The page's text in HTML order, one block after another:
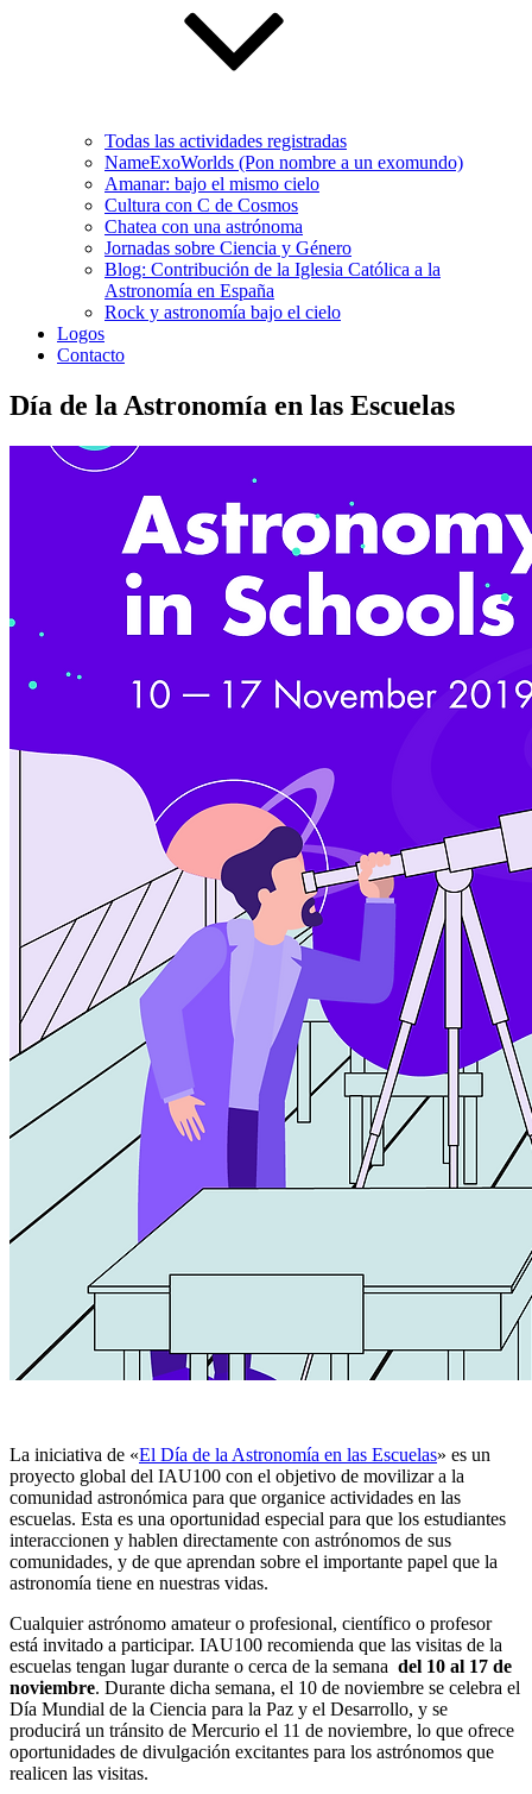
Todas las actividades registradas
NameExoWorlds (Pon nombre a un exomundo)
Amanar: bajo el mismo cielo
Cultura con C de Cosmos
Chatea con una astrónoma
Jornadas sobre Ciencia y Género
Blog: Contribución de la Iglesia Católica a la
Astronomía en España
Rock y astronomía bajo el cielo
Logos
Contacto
Día de la Astronomía en las Escuelas
La iniciativa de «El Día de la Astronomía en las Escuelas» es un
proyecto global del IAU100 con el objetivo de movilizar a la
comunidad astronómica para que organice actividades en las
escuelas. Esta es una oportunidad especial para que los estudiantes
interaccionen y hablen directamente con astrónomos de sus
comunidades, y de que aprendan sobre el importante papel que la
astronomía tiene en nuestras vidas.
Cualquier astrónomo amateur o profesional, científico o profesor
está invitado a participar. IAU100 recomienda que las visitas de la
escuelas tengan lugar durante o cerca de la semana del 10 al 17 de
noviembre. Durante dicha semana, el 10 de noviembre se celebra el
Día Mundial de la Ciencia para la Paz y el Desarrollo, y se
producirá un tránsito de Mercurio el 11 de noviembre, lo que ofrece
oportunidades de divulgación excitantes para los astrónomos que
realicen las visitas.